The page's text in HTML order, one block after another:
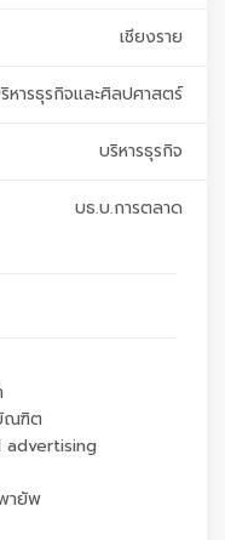
เชียงราย
หารธุรกิจและศิลปศาสตร์
บริหารธุรกิจ
บธ.บ.การตลาด
ณฑิต
advertising
ายัพ